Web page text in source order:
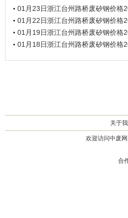
01月23日浙江台州路桥废矽钢价格
01月22日浙江台州路桥废矽钢价格
01月19日浙江台州路桥废矽钢价格
01月18日浙江台州路桥废矽钢价格
关于
欢迎访问中废
合